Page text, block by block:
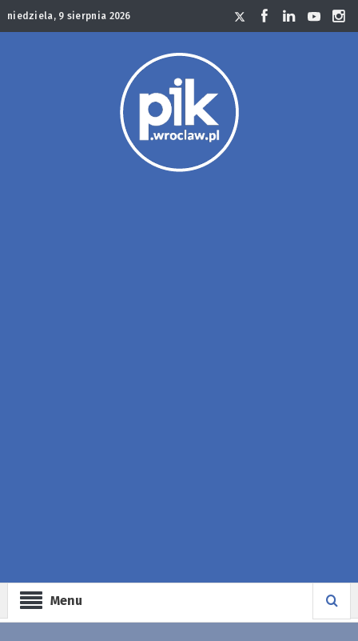
niedziela, 9 sierpnia 2026
Menu